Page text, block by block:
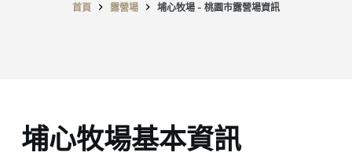
首頁 露營場 埔心牧場 - 桃園市露營場資訊
埔心牧場基本資訊